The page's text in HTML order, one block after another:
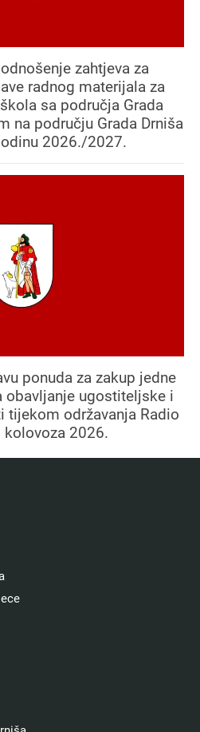
zahtjeva za
radnog materijala za
sa područja Grada
na području Grada Drniša
2026./2027.
ponuda za zakup jedne
obavljanje ugostiteljske i
tijekom održavanja Radio
kolovoza 2026.